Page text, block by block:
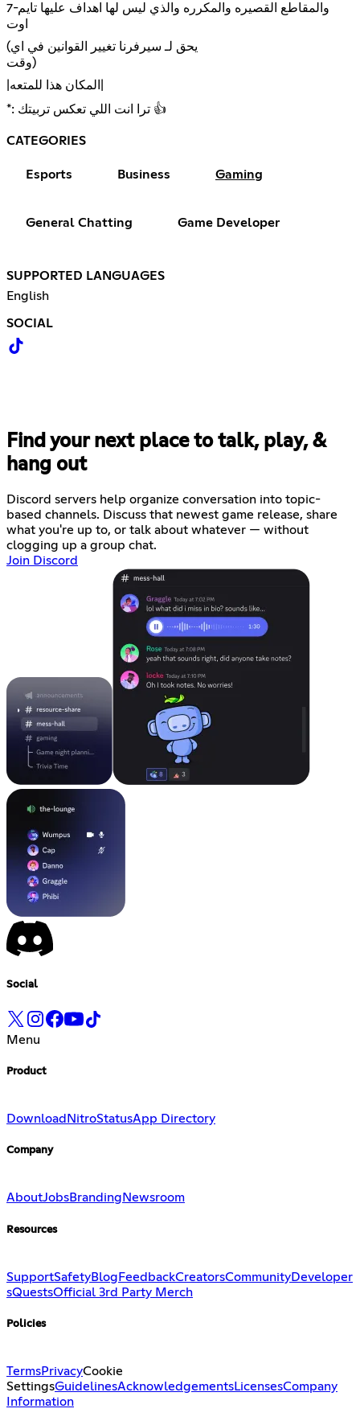
7-والمقاطع القصيره والمكرره والذي ليس لها اهداف عليها تايم
اوت
(يحق لـ سيرفرنا تغيير القوانين في اي
وقت)
*: ترا انت اللي تعكس تربيتك 👍
CATEGORIES
Esports Business Gaming
General Chatting Game Developer
SUPPORTED LANGUAGES
English
SOCIAL
Find your next place to talk, play, &
hang out
Discord servers help organize conversation into topic-
based channels. Discuss that newest game release, share
what you're up to, or talk about whatever — without
clogging up a group chat.
Join Discord
Social
Menu
Product
Download NitroStatusApp Directory
Company
AboutJobsBranding Newsroom
Resources
SupportSafetyBlog FeedbackCreatorsCommunityDeveloper
sQuestsOfficial 3rd Party Merch
Policies
TermsPrivacyCookie
SettingsGuidelinesAcknowledgementsLicensesCompany
Information